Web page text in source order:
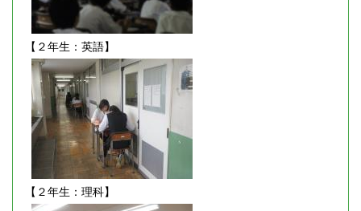
【２年生：英語】
【２年生：理科】